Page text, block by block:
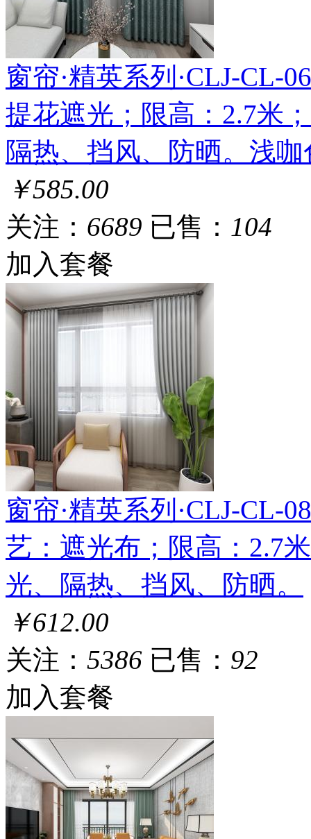
窗帘·精英系列·CLJ-CL-
提花遮光；限高：2.7米
隔热、挡风、防晒。浅
￥585.00
关注： 6689 已售： 104
加入套餐
窗帘·精英系列·CLJ-CL-
艺：遮光布；限高：2.7
光、隔热、挡风、防晒。
￥612.00
关注： 5386 已售： 92
加入套餐